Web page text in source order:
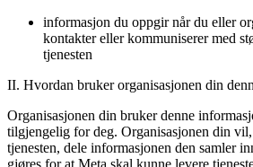
informasjon du oppgir når du eller
kontakter eller kommuniserer med
tjenesten
II. Hvordan bruker organisasjonen din
Organisasjonen din bruker denne
tilgjengelig for deg. Organisasjonen din
tjenesten, dele informasjonen den samler
gjøres for at Meta skal kunne levere